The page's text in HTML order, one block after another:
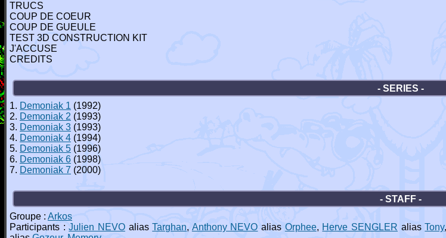
TRUCS
COUP DE COEUR
COUP DE GUEULE
TEST 3D CONSTRUCTION KIT
J'ACCUSE
CREDITS
- SERIES -
1. Demoniak 1 (1992)
2. Demoniak 2 (1993)
3. Demoniak 3 (1993)
4. Demoniak 4 (1994)
5. Demoniak 5 (1996)
6. Demoniak 6 (1998)
7. Demoniak 7 (2000)
- STAFF -
Groupe : Arkos
Participants :Julien NEVOaliasTarghan, Anthony NEVO alias Orphee, Herve SENGLER aliasTony,